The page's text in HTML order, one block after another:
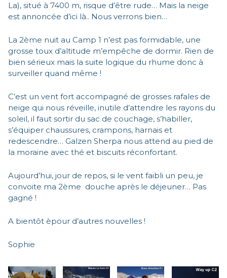
La), situé à 7400 m, risque d’être rude… Mais la neige
est annoncée d’ici là.. Nous verrons bien…
La 2ème nuit au Camp 1 n’est pas formidable, une
grosse toux d’altitude m’empêche de dormir. Rien de
bien sérieux mais la suite logique du rhume donc à
surveiller quand même !
C’est un vent fort accompagné de grosses rafales de
neige qui nous réveille, inutile d’attendre les rayons du
soleil, il faut sortir du sac de couchage, s’habiller,
s’équiper chaussures, crampons, harnais et
redescendre… Galzen Sherpa nous attend au pied de
la moraine avec thé et biscuits réconfortant.
Aujourd’hui, jour de repos, si le vent faibli un peu, je
convoite ma 2ème douche après le déjeuner… Pas
gagné !
A bientôt èpour d’autres nouvelles !
Sophie